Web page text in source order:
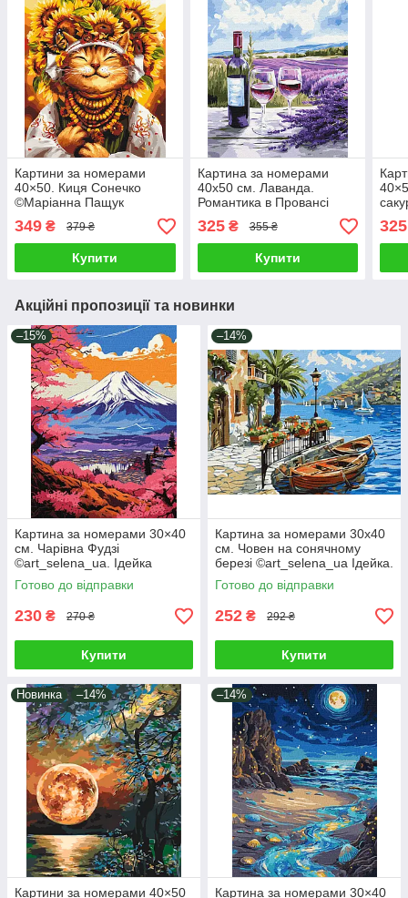
Картини за номерами
40×50. Киця Сонечко
©Маріанна Пащук
349 ₴ 379 ₴
Купити
Картина за номерами
40х50 см. Лаванда.
Романтика в Провансі
325₴ 355 ₴
Купити
325
Акційні пропозиції та новинки
–15%
Картина за номерами 30×40
см. Чарівна Фудзі
©art_selena_ua. Ідейка
КНО2900
Готово до відправки
230 ₴ 270 ₴
Купити
–14%
Картина за номерами 30х40
см. Човен на сонячному
березі ©art_selena_ua Ідейка.
KHO6466
Готово до відправки
252 ₴ 292 ₴
Купити
Новинка –14%
Картини за номерами 40×50
–14%
Картина за номерами 30×40